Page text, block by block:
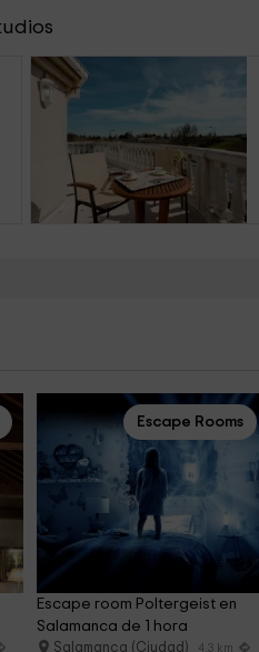
Escape Rooms
Escape room Poltergeist en
Salamanca de 1 hora
Salamanca (Ciudad) 4.3 km